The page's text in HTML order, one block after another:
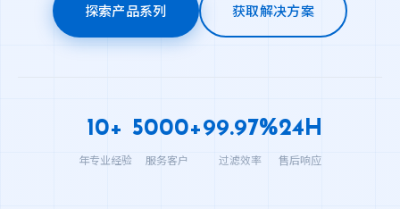
探索产品系列 获取解决方案
10+
年专业经验
5000+
服务客户
99.97%
过滤效率
24H
售后响应